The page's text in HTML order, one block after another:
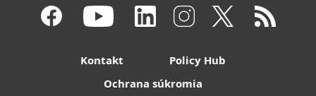
Kontakt
Policy Hub
Ochrana súkromia